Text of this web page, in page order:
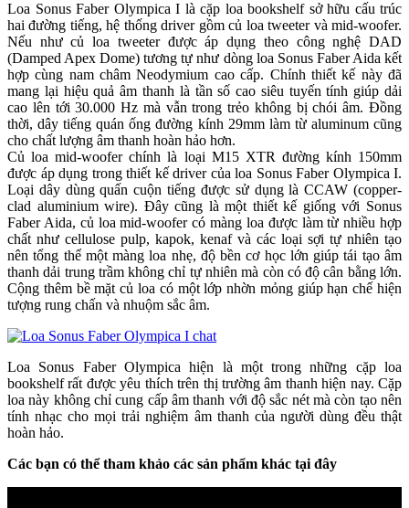
Loa Sonus Faber Olympica I là cặp loa bookshelf sở hữu cấu trúc
hai đường tiếng, hệ thống driver gồm củ loa tweeter và mid-woofer.
Nếu như củ loa tweeter được áp dụng theo công nghệ DAD
(Damped Apex Dome) tương tự như dòng loa Sonus Faber Aida kết
hợp cùng nam châm Neodymium cao cấp. Chính thiết kế này đã
mang lại hiệu quả âm thanh là tần số cao siêu tuyến tính giúp dải
cao lên tới 30.000 Hz mà vẫn trong trẻo không bị chói âm. Đồng
thời, dây tiếng quán ống đường kính 29mm làm từ aluminum cũng
cho chất lượng âm thanh hoàn hảo hơn.
Củ loa mid-woofer chính là loại M15 XTR đường kính 150mm
được áp dụng trong thiết kế driver của loa Sonus Faber Olympica I.
Loại dây dùng quấn cuộn tiếng được sử dụng là CCAW (copper-
clad aluminium wire). Đây cũng là một thiết kế giống với Sonus
Faber Aida, củ loa mid-woofer có màng loa được làm từ nhiều hợp
chất như cellulose pulp, kapok, kenaf và các loại sợi tự nhiên tạo
nên tổng thể một màng loa nhẹ, độ bền cơ học lớn giúp tái tạo âm
thanh dải trung trầm không chỉ tự nhiên mà còn có độ cân bằng lớn.
Cộng thêm bề mặt củ loa có một lớp nhờn mỏng giúp hạn chế hiện
tượng rung chấn và nhuộm sắc âm.
Loa Sonus Faber Olympica hiện là một trong những cặp loa
bookshelf rất được yêu thích trên thị trường âm thanh hiện nay. Cặp
loa này không chỉ cung cấp âm thanh với độ sắc nét mà còn tạo nên
tính nhạc cho mọi trải nghiệm âm thanh của người dùng đều thật
hoàn hảo.
Các bạn có thể tham khảo các sản phẩm khác tại đây